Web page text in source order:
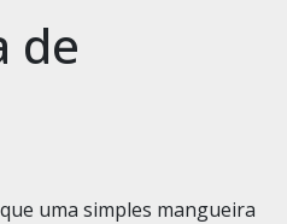
de
uma simples mangueira